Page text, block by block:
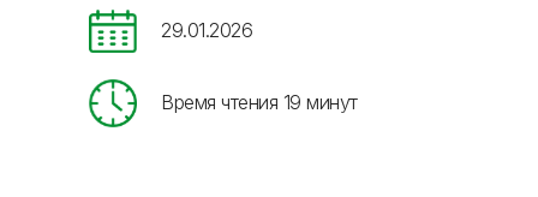
29.01.2026
Время чтения 19 минут